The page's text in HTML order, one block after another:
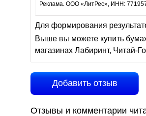
Реклама. ООО «ЛитРес», ИНН:
Для формирования
Выше вы можете купить
магазинах Лабиринт, Читай-
Добавить отзыв
Отзывы и комментарии